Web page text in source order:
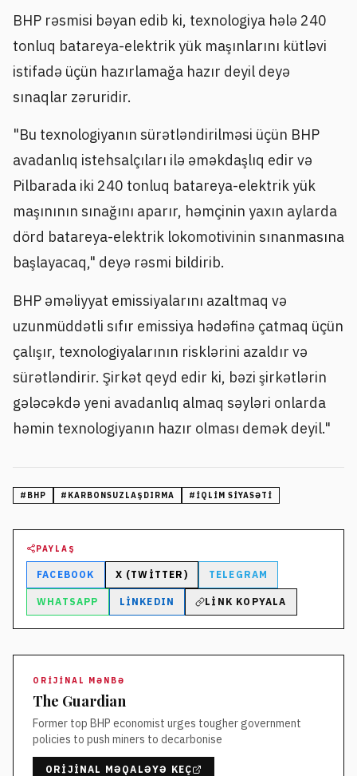
BHP rəsmisi bəyan edib ki, texnologiya hələ 240
tonluq batareya-elektrik yük maşınlarını kütləvi
istifadə üçün hazırlamağa hazır deyil deyə
sınaqlar zəruridir.
"Bu texnologiyanın sürətləndirilməsi üçün BHP
avadanlıq istehsalçıları ilə əməkdaşlıq edir və
Pilbarada iki 240 tonluq batareya-elektrik yük
maşınının sınağını aparır, həmçinin yaxın aylarda
dörd batareya-elektrik lokomotivinin sınanmasına
başlayacaq," deyə rəsmi bildirib.
BHP əməliyyat emissiyalarını azaltmaq və
uzunmüddətli sıfır emissiya hədəfinə çatmaq üçün
çalışır, texnologiyalarının risklərini azaldır və
sürətləndirir. Şirkət qeyd edir ki, bəzi şirkətlərin
gələcəkdə yeni avadanlıq almaq səyləri onlarda
həmin texnologiyanın hazır olması demək deyil."
# BHP # KARBONSUZLAŞDIRMA # IQLIM SIYASƏTI
PAYLAŞ
FACEBOOK X (TWITTER) TELEGRAM
WHATSAPP LINKEDIN LINK KOPYALA
ORIJINAL MƏNBƏ
The Guardian
Former top BHP economist urges tougher government
policies to push miners to decarbonise
ORIJINAL MƏQALƏYƏ KEÇ